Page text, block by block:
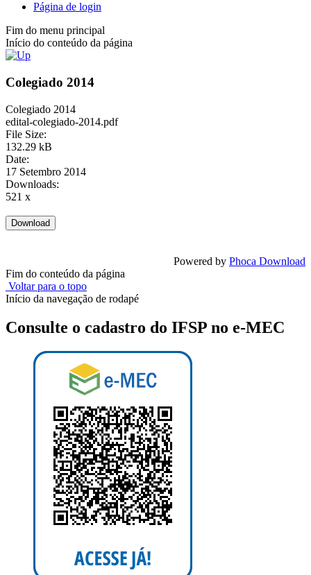
Página de login
Fim do menu principal
Início do conteúdo da página
Colegiado 2014
Colegiado 2014
edital-colegiado-2014.pdf
File Size:
132.29 kB
Date:
17 Setembro 2014
Downloads:
521 x
Powered by Phoca Download
Fim do conteúdo da página
Voltar para o topo
Início da navegação de rodapé
Consulte o cadastro do IFSP no e-MEC